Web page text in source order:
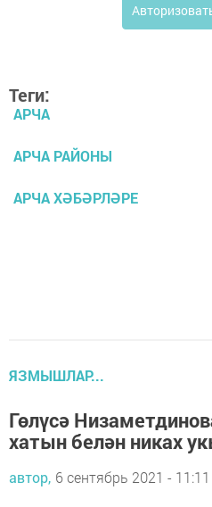
Теги:
АРЧА
АРЧА РАЙОНЫ
АРЧА ХӘБӘРЛӘРЕ
ЯЗМЫШЛАР...
Гөлүсә
хатын белән никах
автор, 6 сентябрь 2021 - 11:11